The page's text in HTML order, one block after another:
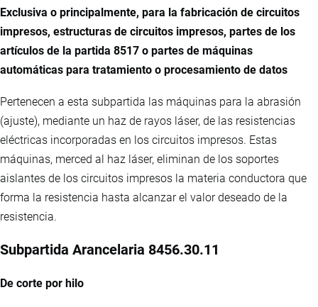
Exclusiva o principalmente, para la fabricación de circuitos
impresos, estructuras de circuitos impresos, partes de los
artículos de la partida 8517 o partes de máquinas
automáticas para tratamiento o procesamiento de datos
Pertenecen a esta subpartida las máquinas para la abrasión
(ajuste), mediante un haz de rayos láser, de las resistencias
eléctricas incorporadas en los circuitos impresos. Estas
máquinas, merced al haz láser, eliminan de los soportes
aislantes de los circuitos impresos la materia conductora que
forma la resistencia hasta alcanzar el valor deseado de la
resistencia.
Subpartida Arancelaria 8456.30.11
De corte por hilo